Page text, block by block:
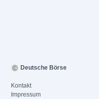
Deutsche Börse
Kontakt
Impressum